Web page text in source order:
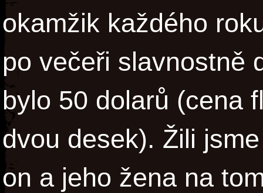
okamžik každého
po večeři slavnostně
bylo 50 dolarů (cena
dvou desek). Žili
on a jeho žena na